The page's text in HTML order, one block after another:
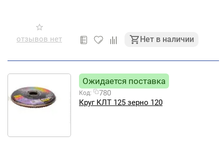
отзывов нет Нет в наличии
Ожидается поставка
Код:
780
Круг КЛТ 125 зерно 120